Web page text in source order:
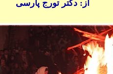
از: دکتر تورج پارسی